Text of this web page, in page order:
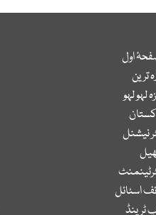
اول
ترین
لہو لہو
نیشنل
اسٹائل
ٹرینڈ